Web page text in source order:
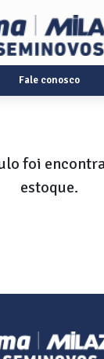
Fale conosco
foi
estoque.